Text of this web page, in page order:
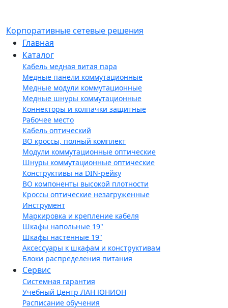
Корпоративные сетевые решения
Главная
Каталог
Кабель медная витая пара
Медные панели коммутационные
Медные модули коммутационные
Медные шнуры коммутационные
Коннекторы и колпачки защитные
Рабочее место
Кабель оптический
ВО кроссы, полный комплект
Модули коммутационные оптические
Шнуры коммутационные оптические
Конструктивы на DIN-рейку
ВО компоненты высокой плотности
Кроссы оптические незагруженные
Инструмент
Маркировка и крепление кабеля
Шкафы напольные 19"
Шкафы настенные 19"
Аксессуары к шкафам и конструктивам
Блоки распределения питания
Сервис
Системная гарантия
Учебный Центр ЛАН ЮНИОН
Расписание обучения